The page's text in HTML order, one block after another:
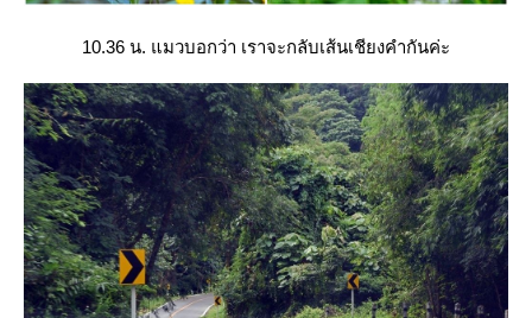
10.36 น. แมวบอกว่า เราจะกลับเส้นเชียงคำกันค่ะ